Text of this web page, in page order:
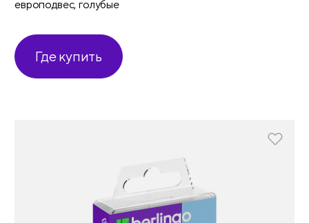
европодвес, голубые
Где купить